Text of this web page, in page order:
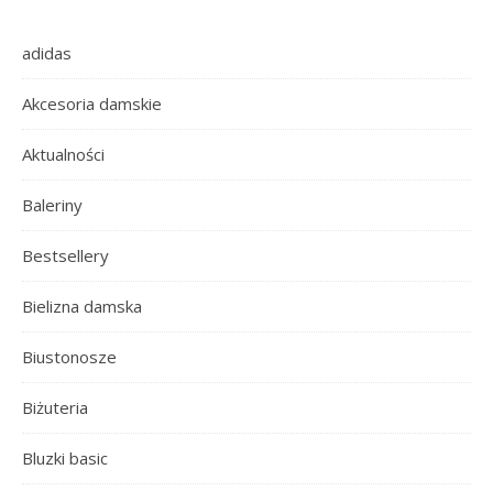
adidas
Akcesoria damskie
Aktualności
Baleriny
Bestsellery
Bielizna damska
Biustonosze
Biżuteria
Bluzki basic